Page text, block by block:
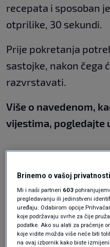
recepata i sposoban
otprilike, 30 sekundi.
Prije pokretanja
sastojke, nakon čega
razvrstavati.
Više o navedenom,
vijestima, pogledajte
Teme
DAILY BIT KOKTELI
Brinemo o vašoj privatnosti
Mi i naši partneri 603
pregledavanju ili jedinstveni
uređaju. Odabirom opcije
koje podržavaju svrhe za čije
podatke. Ako su alati za praćenje
koje vidite možda više neće biti
na ovaj izbornik kako biste